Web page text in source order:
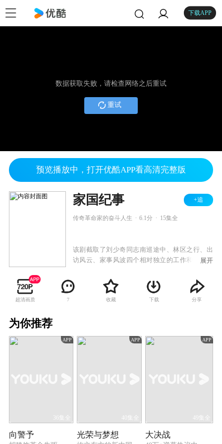
下载APP
数据获取失败，请检查网络之后重试
重试
预览播放中，打开优酷APP看高清完整版
家国纪事 +追
传奇革命家的奋斗人生 6.1分 15集全
该剧截取了刘少奇同志南巡途中、林区之行、出
访风云、家事风波四个相对独立的工作和生活片
事这几个方面，充分展现刘少奇同志一心为党为
国、密切联系群众的领导风范，和务实清廉、无
私无畏的人格魅力。
展开
超清画质 7 收藏 下载 分享
为你推荐
APP
36集全
向警予
APP
40集全
光荣与梦想
APP
49集全
大决战